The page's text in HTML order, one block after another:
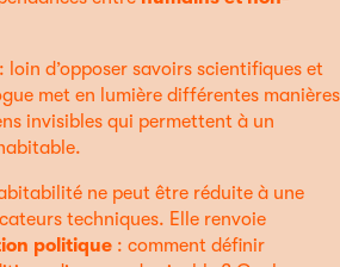
d’opposer savoirs scientifiques et
met en lumière différentes manières
invisibles qui permettent à un
ne peut être réduite à une
techniques. Elle renvoie
politique : comment définir